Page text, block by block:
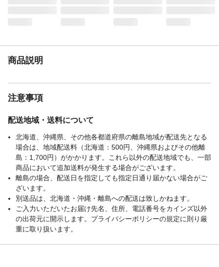
商品説明
注意事項
配送地域・送料について
北海道、沖縄県、その他各都道府県の離島地域が配送先となる
場合は、地域配送料（北海道：500円、沖縄県およびその他離
島：1,700円）がかかります。これら以外の配送地域でも、一部
商品において追加送料が発生する場合がございます。
離島の場合、配送日を指定しても指定日通り届かない場合がご
ざいます。
別送品は、北海道・沖縄・離島への配送は致しかねます。
ご入力いただいたお届け先名、住所、電話番号をカインズ以外
の出荷元に開示します。プライバシーポリシーの規定に則り厳
重に取り扱います。